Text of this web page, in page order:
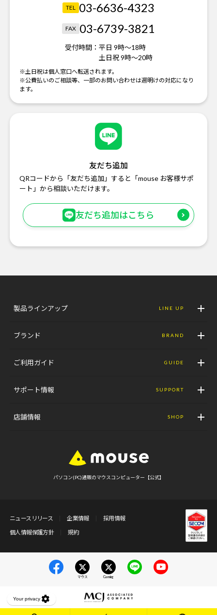
TEL 03-6636-4323
FAX 03-6739-3821
受付時間： 平日 9時～18時
土日祝 9時～20時
※土日祝は個人窓口へ転送されます。
※公費払いのご相談等、一部のお問い合わせは週明けの対応になり
ます。
友だち追加
QRコードから「友だち追加」すると「mouse お客様サポ
ート」から相談いただけます。
友だち追加はこちら
製品ラインアップ LINE UP
ブランド BRAND
ご利用ガイド GUIDE
サポート情報 SUPPORT
店舗情報 SHOP
パソコン(PC)通販のマウスコンピューター【公式】
ニュースリリース 企業情報
採用情報
個人情報保護方針
規約
マウス Gaming